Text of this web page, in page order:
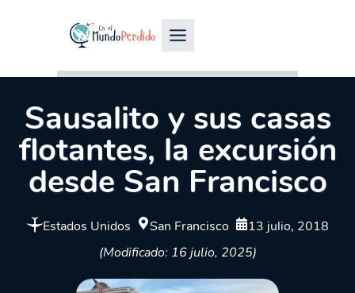
Sausalito y sus casas
flotantes, la excursión
desde San Francisco
Estados Unidos San Francisco
13 julio, 2018
(Modificado: 16 julio, 2025)